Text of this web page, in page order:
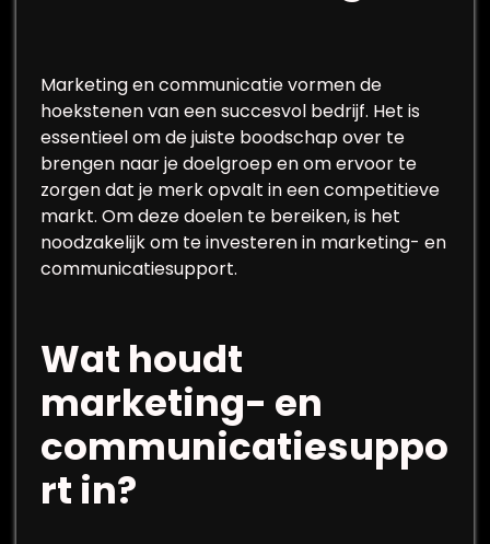
Marketing en communicatie vormen de
hoekstenen van een succesvol bedrijf. Het is
essentieel om de juiste boodschap over te
brengen naar je doelgroep en om ervoor te
zorgen dat je merk opvalt in een competitieve
markt. Om deze doelen te bereiken, is het
noodzakelijk om te investeren in marketing- en
communicatiesupport.
Wat houdt
marketing- en
communicatiesuppo
rt in?